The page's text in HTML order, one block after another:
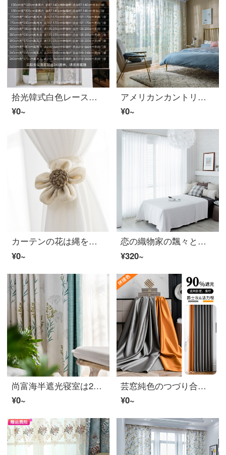
拾光韓式白色レースカーテン窓レーザーカーテン田園アメリカ式半カーテン短カーテンカーテンカーテン仕切り穴なし取付縦版(穿棒金)130 cm幅*150 cm高さ【2枚】
¥0~
アメリカンカントリーカーテンinsカスタム田園風寝室リビング窓付き完成品窓レーザーベランダ着地薄レーザーカーテン青色幅3.0*高さ2.7穴あけ/1枚
¥0~
カーテンの花は縄を縛って1対の収納ロープのカーテンの部品を編んで田園風のアリンのカーテンのボタンのかわいい装飾の米の白色の1対の服を編みます
¥0~
恋の織物家の飄々とした白い砂のカーテンのカーテンのカーテンのベールの白い紗の薄い窓の布地の製品の窓の紗のフックのさわやかな大気の飄々としたベランダの寝室の地面に落ちる窓の紗は現代簡単に窓の紗をカスタマイズして、透き通る白砂の1.5メートルの幅*2.7メートルの高さを取り除きます。
¥320~
尚富海半遮光寝室は2021年の新型アメリカーブルー清新北欧田園小花カーテンリビングルームの窓の半遮光ブルー四本爪の幅2メートル*2.5メートルの一枚です。
¥0~
芸窓純色のつづり合わせカーテン北欧簡約現代遮光カーテン軽奢高精密模造サテン99%全遮光リビングルームの貢錦濤貴妃カーテン生の貢錦サテン幅6 mフックは2.6-3.0 mレールが適用されます。
¥0~